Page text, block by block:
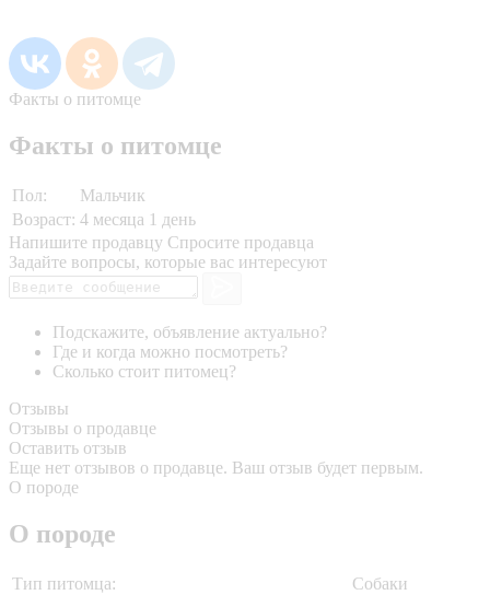
Факты о питомце
Факты о питомце
Пол:
Мальчик
Возраст: 4 месяца 1 день
Напишите продавцу Спросите продавца
Задайте вопросы, которые вас интересуют
Подскажите, объявление актуально?
Где и когда можно посмотреть?
Сколько стоит питомец?
Отзывы
Отзывы о продавце
Оставить отзыв
Еще нет отзывов о продавце. Ваш отзыв будет первым.
О породе
О породе
Тип питомца:
Собаки